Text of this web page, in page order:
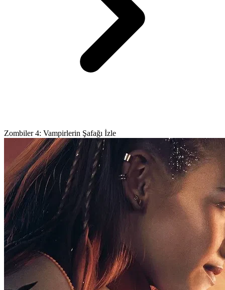
Zombiler 4: Vampirlerin Şafağı İzle